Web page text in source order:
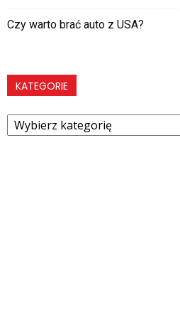
Czy warto brać auto z USA?
KATEGORIE
Kategorie